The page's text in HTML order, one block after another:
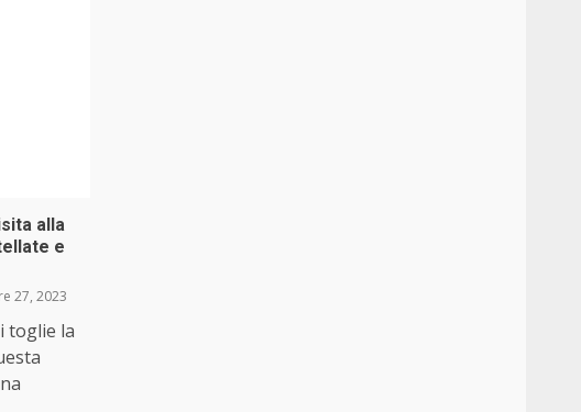
alla
e
27, 2023
toglie la